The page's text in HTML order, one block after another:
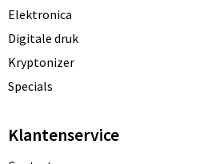
Elektronica
Digitale druk
Kryptonizer
Specials
Klantenservice